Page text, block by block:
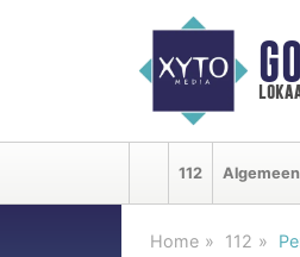
112 Algemeen
Home 112